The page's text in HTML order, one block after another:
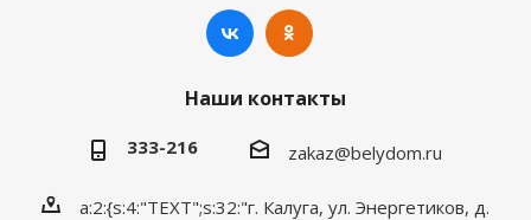
Наши контакты
333-216 zakaz@belydom.ru
a:2:{s:4:"TEXT";s:32:"г. Калуга, ул. Энергетиков, д.